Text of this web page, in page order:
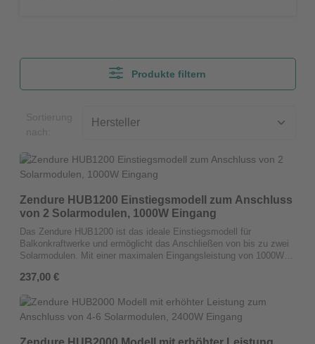
Produkte filtern
Zendure HUB1200 Einstiegsmodell zum Anschluss
von 2 Solarmodulen, 1000W Eingang
Das Zendure HUB1200 ist das ideale Einstiegsmodell für
Balkonkraftwerke und ermöglicht das Anschließen von bis zu zwei
Solarmodulen. Mit einer maximalen Eingangsleistung von 1000W
Sonnenenergie auf Ihrem Balkon zu nutzen und den eigenen
Details:Duale MPPT-Eingänge: Das HUB1200 verfügt über zwei
MPPT-Eingänge, jeweils mit einer Kapazität von 400W, die
verarbeiten können. Diese Technologie maximiert die
Regulärer Preis:
237,00 €